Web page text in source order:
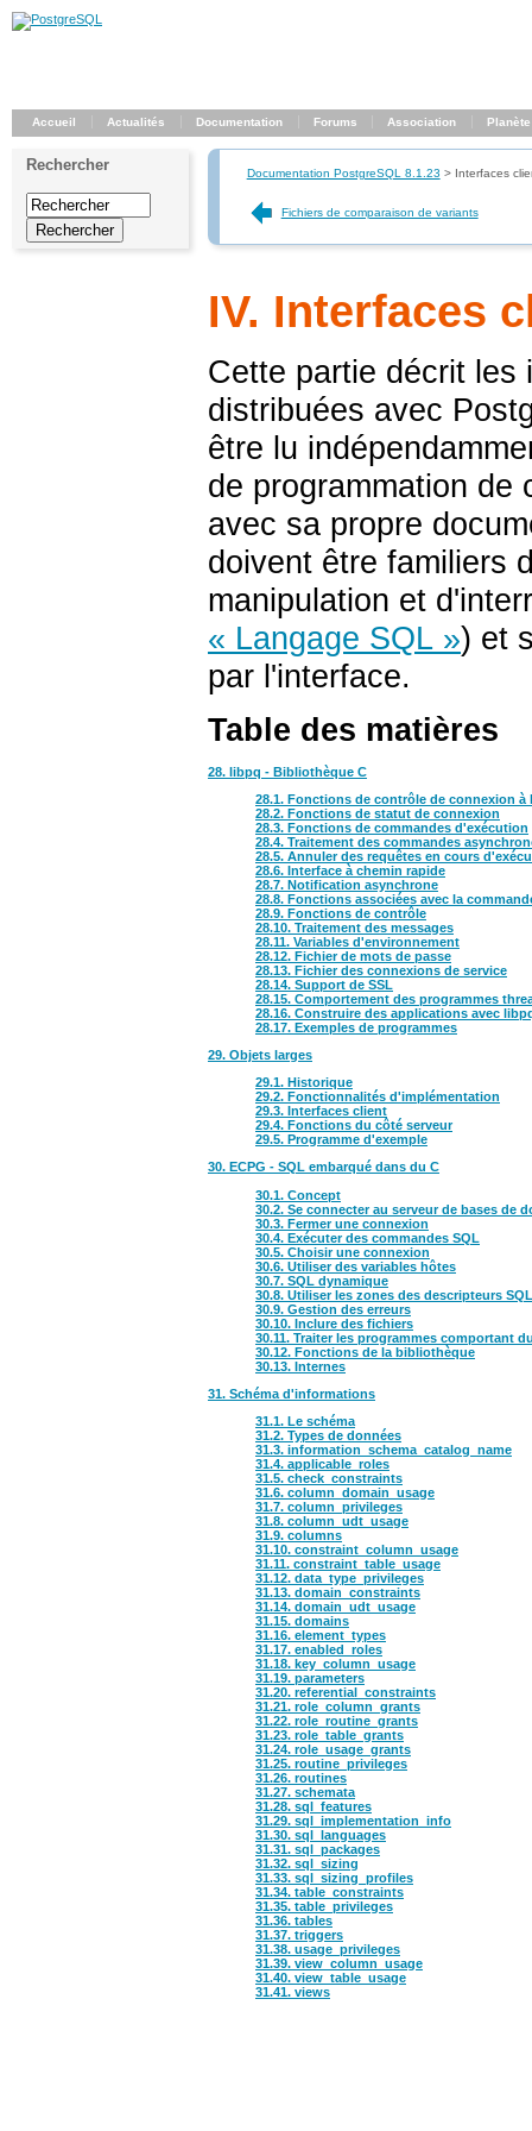
Accueil Actualités Documentation Forums Association Planète
Rechercher Documentation PostgreSQL 8.1.23 > Interfaces
Fichiers de comparaison de variants
IV. Interfaces
Cette partie décrit les
distribuées avec
être lu
de programmation de
avec sa propre
doivent être familiers
manipulation et
« Langage SQL ») et
par l'interface.
Table des matières
28. libpq - Bibliothèque C
28.1. Fonctions de contrôle de connexion à
28.2. Fonctions de statut de connexion
28.3. Fonctions de commandes d'exécution
28.4. Traitement des commandes
28.5. Annuler des requêtes en cours
28.6. Interface à chemin rapide
28.7. Notification asynchrone
28.8. Fonctions associées avec la
28.9. Fonctions de contrôle
28.10. Traitement des messages
28.11. Variables d'environnement
28.12. Fichier de mots de passe
28.13. Fichier des connexions de service
28.14. Support de SSL
28.15. Comportement des programmes
28.16. Construire des applications avec
28.17. Exemples de programmes
29. Objets larges
29.1. Historique
29.2. Fonctionnalités d'implémentation
29.3. Interfaces client
29.4. Fonctions du côté serveur
29.5. Programme d'exemple
30. ECPG - SQL embarqué dans du C
30.1. Concept
30.2. Se connecter au serveur de bases de
30.3. Fermer une connexion
30.4. Exécuter des commandes SQL
30.5. Choisir une connexion
30.6. Utiliser des variables hôtes
30.7. SQL dynamique
30.8. Utiliser les zones des descripteurs SQL
30.9. Gestion des erreurs
30.10. Inclure des fichiers
30.11. Traiter les programmes comportant
30.12. Fonctions de la bibliothèque
30.13. Internes
31. Schéma d'informations
31.1. Le schéma
31.2. Types de données
31.3. information_schema_catalog_name
31.4. applicable_roles
31.5. check_constraints
31.6. column_domain_usage
31.7. column_privileges
31.8. column_udt_usage
31.9. columns
31.10. constraint_column_usage
31.11. constraint_table_usage
31.12. data_type_privileges
31.13. domain_constraints
31.14. domain_udt_usage
31.15. domains
31.16. element_types
31.17. enabled_roles
31.18. key_column_usage
31.19. parameters
31.20. referential_constraints
31.21. role_column_grants
31.22. role_routine_grants
31.23. role_table_grants
31.24. role_usage_grants
31.25. routine_privileges
31.26. routines
31.27. schemata
31.28. sql_features
31.29. sql_implementation_info
31.30. sql_languages
31.31. sql_packages
31.32. sql_sizing
31.33. sql_sizing_profiles
31.34. table_constraints
31.35. table_privileges
31.36. tables
31.37. triggers
31.38. usage_privileges
31.39. view_column_usage
31.40. view_table_usage
31.41. views